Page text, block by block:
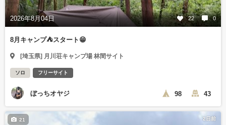
2026年8月04日 22 0
8月キャンプ⛺️スタート😁
[埼玉県] 月川荘キャンプ場 林間サイト
ソロ フリーサイト
ぼっちオヤジ 98 43
2日前
21